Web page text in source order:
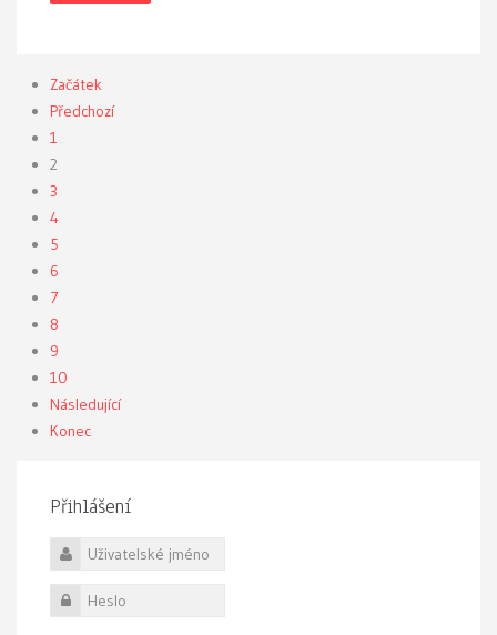
Začátek
Předchozí
1
2
3
4
5
6
7
8
9
10
Následující
Konec
Přihlášení
Uživatelské jméno
Heslo